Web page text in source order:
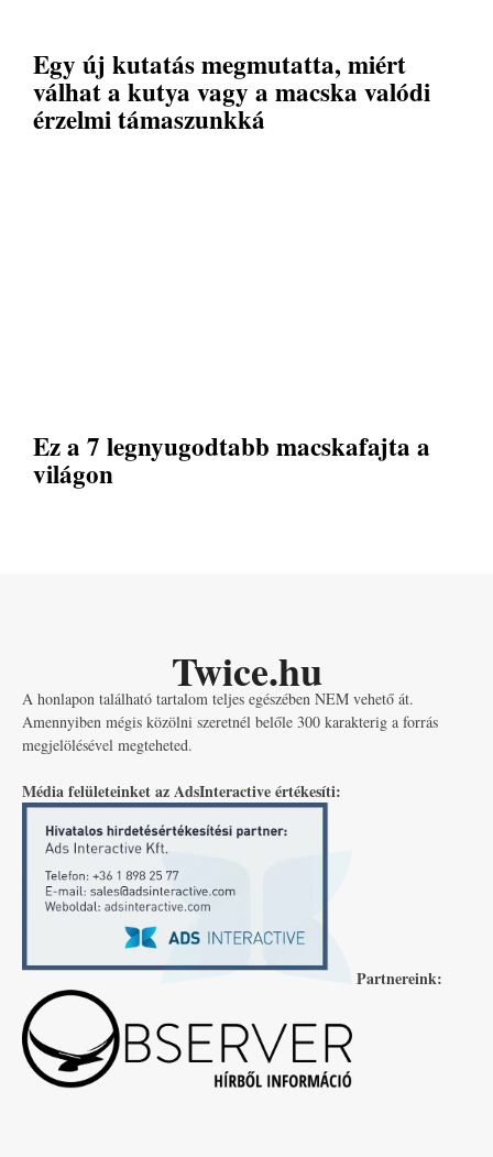
Egy új kutatás megmutatta, miért
válhat a kutya vagy a macska valódi
érzelmi támaszunkká
Ez a 7 legnyugodtabb macskafajta a
világon
Twice.hu
A honlapon található tartalom teljes egészében NEM vehető át.
Amennyiben mégis közölni szeretnél belőle 300 karakterig a forrás
megjelölésével megteheted.
Média felületeinket az AdsInteractive értékesíti:
Partnereink: